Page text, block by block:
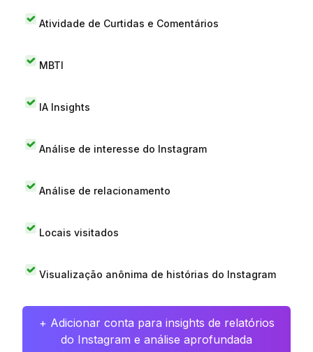
Atividade de Curtidas e Comentários
MBTI
IA Insights
Análise de interesse do Instagram
Análise de relacionamento
Locais visitados
Visualização anônima de histórias do Instagram
+ Adicionar conta para insights de relatórios
do Instagram e análise aprofundada